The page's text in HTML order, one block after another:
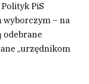
PiS
wyborczym – na
odebrane
„urzędnikom